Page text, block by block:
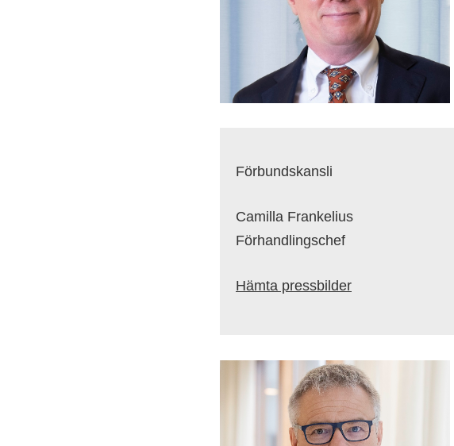
Förbundskansli
Camilla Frankelius
Förhandlingschef
Hämta pressbilder